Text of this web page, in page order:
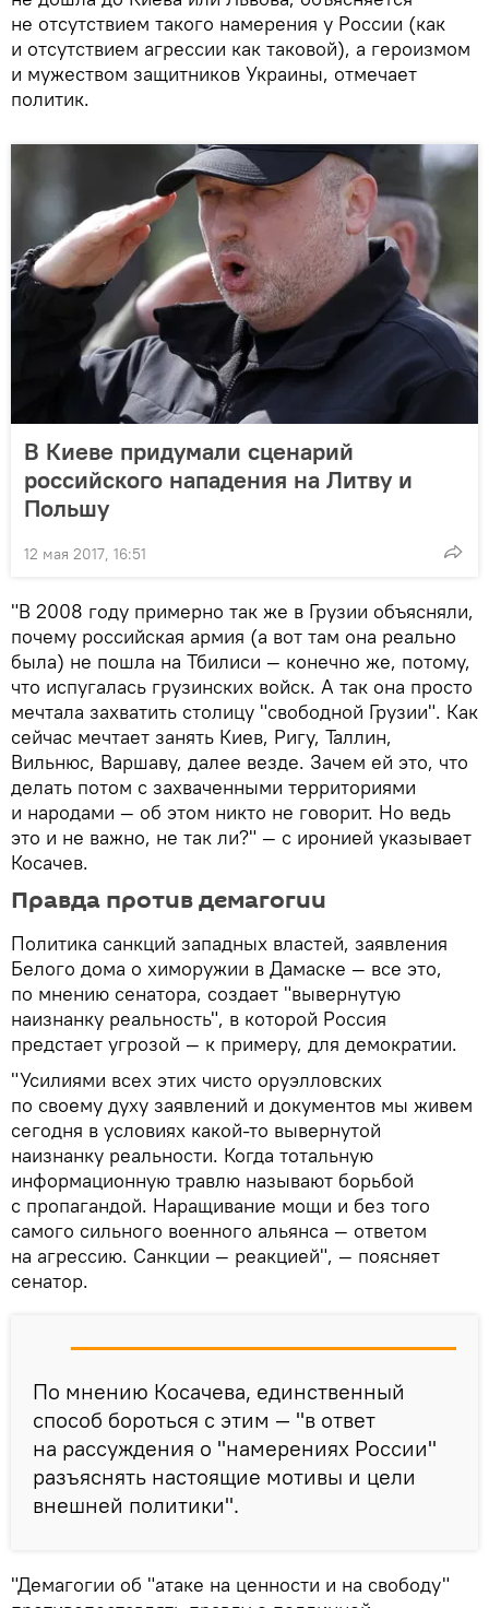
не отсутствием такого намерения у России (как
и отсутствием агрессии как таковой), а героизмом
и мужеством защитников Украины, отмечает
политик.
В Киеве придумали сценарий
российского нападения на Литву и
Польшу
12 мая 2017, 16:51
"В 2008 году примерно так же в Грузии объясняли,
почему российская армия (а вот там она реально
была) не пошла на Тбилиси — конечно же, потому,
что испугалась грузинских войск. А так она просто
мечтала захватить столицу "свободной Грузии". Как
сейчас мечтает занять Киев, Ригу, Таллин,
Вильнюс, Варшаву, далее везде. Зачем ей это, что
делать потом с захваченными территориями
и народами — об этом никто не говорит. Но ведь
это и не важно, не так ли?" — с иронией указывает
Косачев.
Правда против демагогии
Политика санкций западных властей, заявления
Белого дома о химоружии в Дамаске — все это,
по мнению сенатора, создает "вывернутую
наизнанку реальность", в которой Россия
предстает угрозой — к примеру, для демократии.
"Усилиями всех этих чисто оруэлловских
по своему духу заявлений и документов мы живем
сегодня в условиях какой-то вывернутой
наизнанку реальности. Когда тотальную
информационную травлю называют борьбой
с пропагандой. Наращивание мощи и без того
самого сильного военного альянса — ответом
на агрессию. Санкции — реакцией", — поясняет
сенатор.
По мнению Косачева, единственный
способ бороться с этим — "в ответ
на рассуждения о "намерениях России"
разъяснять настоящие мотивы и цели
внешней политики".
"Демагогии об "атаке на ценности и на свободу"